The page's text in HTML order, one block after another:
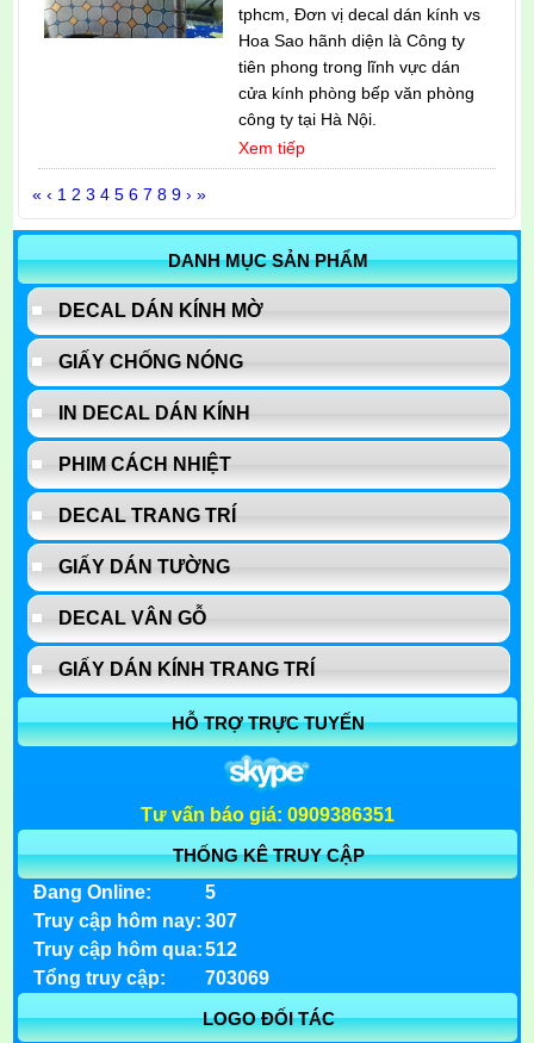
tphcm, Đơn vị decal dán kính vs
Hoa Sao hãnh diện là Công ty
tiên phong trong lĩnh vực dán
cửa kính phòng bếp văn phòng
công ty tại Hà Nội.
Xem tiếp
« ‹ 1 2 3 4 5 6 7 8 9 › »
DANH MỤC SẢN PHẨM
DECAL DÁN KÍNH MỜ
GIẤY CHỐNG NÓNG
IN DECAL DÁN KÍNH
PHIM CÁCH NHIỆT
DECAL TRANG TRÍ
GIẤY DÁN TƯỜNG
DECAL VÂN GỖ
GIẤY DÁN KÍNH TRANG TRÍ
HỖ TRỢ TRỰC TUYẾN
Tư vấn báo giá: 0909386351
THỐNG KÊ TRUY CẬP
Đang Online:
5
Truy cập hôm nay: 307
Truy cập hôm qua: 512
Tổng truy cập:
703069
LOGO ĐỐI TÁC